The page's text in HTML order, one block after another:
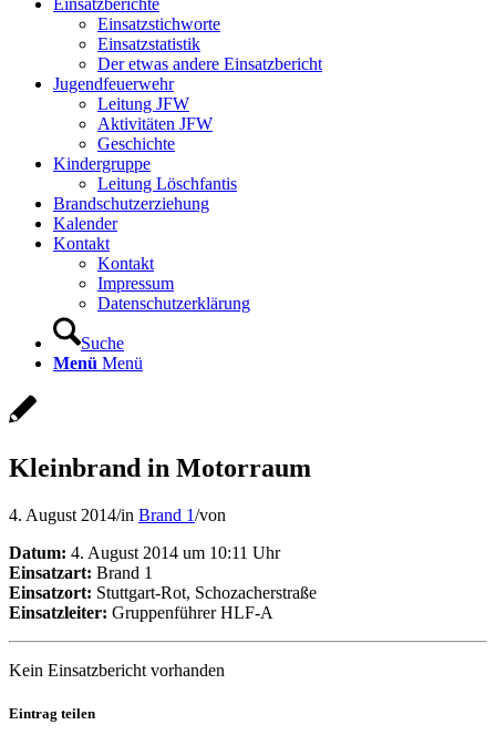
Einsatzberichte
Einsatzstichworte
Einsatzstatistik
Der etwas andere Einsatzbericht
Jugendfeuerwehr
Leitung JFW
Aktivitäten JFW
Geschichte
Kindergruppe
Leitung Löschfantis
Brandschutzerziehung
Kalender
Kontakt
Kontakt
Impressum
Datenschutzerklärung
Suche
Menü Menü
Kleinbrand in Motorraum
4. August 2014/in Brand 1/von
Datum: 4. August 2014 um 10:11 Uhr
Einsatzart: Brand 1
Einsatzort: Stuttgart-Rot, Schozacherstraße
Einsatzleiter: Gruppenführer HLF-A
Kein Einsatzbericht vorhanden
Eintrag teilen